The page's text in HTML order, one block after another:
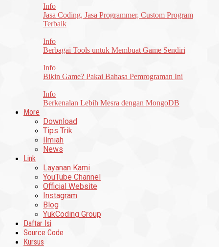
Info
Jasa Coding, Jasa Programmer, Custom Program
Terbaik
Info
Berbagai Tools untuk Membuat Game Sendiri
Info
Bikin Game? Pakai Bahasa Pemrograman Ini
Info
Berkenalan Lebih Mesra dengan MongoDB
More
Download
Tips Trik
Ilmiah
News
Link
Layanan Kami
YouTube Channel
Official Website
Instagram
Blog
YukCoding Group
Daftar Isi
Source Code
Kursus